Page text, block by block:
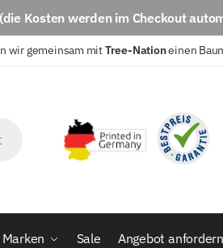
(die Kosten werden im Checkout
wir gemeinsam mitTree-Nationeinen
Marken Sale Angebot anfordern